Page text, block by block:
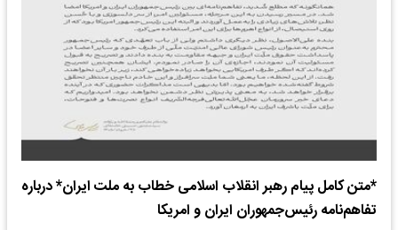
*متن کامل پیام رهبر انقلاب اسلامی خطاب به ملت ایران* درباره
تفاهم‌نامه رئیس‌جمهوران ایران و امریکا